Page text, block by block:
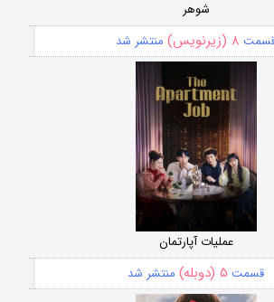
شوهر
۸ (زیرنویس) منتشر شد
عملیات آپارتمان
قسمت ۵ (دوبله) منتشر شد